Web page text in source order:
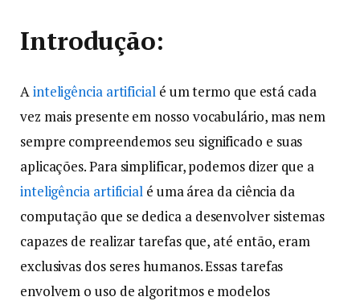
Introdução:
A inteligência artificial é um termo que está cada
vez mais presente em nosso vocabulário, mas nem
sempre compreendemos seu significado e suas
aplicações. Para simplificar, podemos dizer que a
inteligência artificial é uma área da ciência da
computação que se dedica a desenvolver sistemas
capazes de realizar tarefas que, até então, eram
exclusivas dos seres humanos. Essas tarefas
envolvem o uso de algoritmos e modelos